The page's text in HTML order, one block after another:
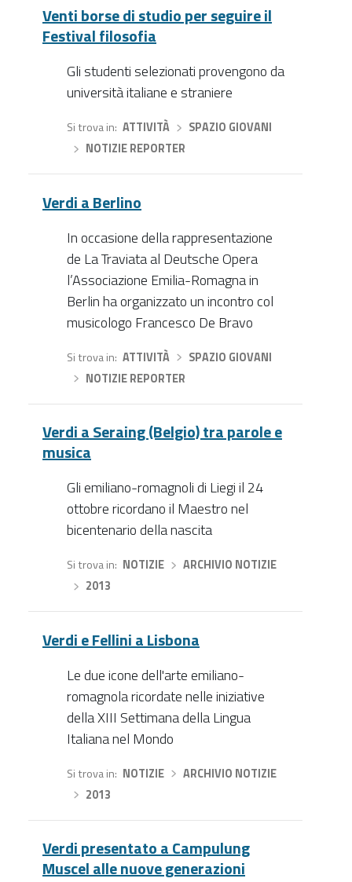
Venti borse di studio per seguire il
Festival filosofia
Gli studenti selezionati provengono da
università italiane e straniere
Si trova in ATTIVITÀ›
SPAZIO GIOVANI
NOTIZIE REPORTER
Verdi a Berlino
In occasione della rappresentazione
de La Traviata al Deutsche Opera
l’Associazione Emilia-Romagna in
Berlin ha organizzato un incontro col
musicologo Francesco De Bravo
Si trova in ATTIVITÀ›
SPAZIO GIOVANI
NOTIZIE REPORTER
Verdi a Seraing (Belgio) tra parole e
musica
Gli emiliano-romagnoli di Liegi il 24
ottobre ricordano il Maestro nel
bicentenario della nascita
Si trova in NOTIZIE›
ARCHIVIO NOTIZIE
2013
Verdi e Fellini a Lisbona
Le due icone dell'arte emiliano-
romagnola ricordate nelle iniziative
della XIII Settimana della Lingua
Italiana nel Mondo
Si trova in NOTIZIE›
ARCHIVIO NOTIZIE
2013
Verdi presentato a Campulung
Muscel alle nuove generazioni